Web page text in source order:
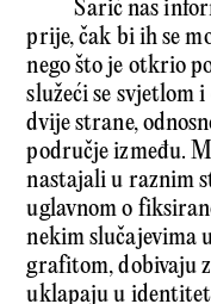
Šarić nas
prije, čak bi ih se
nego što je otkrio
služeći se
dvije strane,
područje između.
nastajali u raznim
uglavnom o
nekim slučajevima
grafitom, dobivaju
uklapaju u